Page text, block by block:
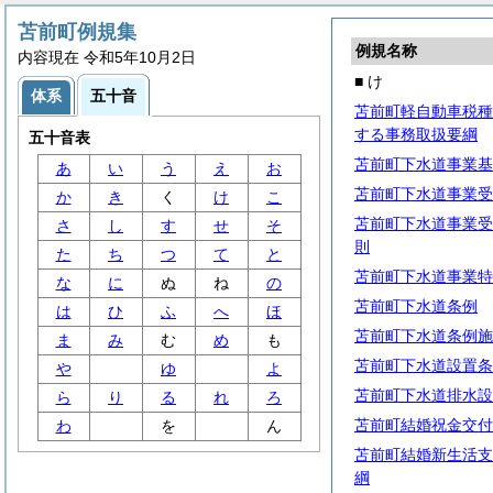
例規名称
■ け
苫前町軽自動車税
する事務取扱要綱
苫前町下水道事業
苫前町下水道事業
苫前町下水道事業
則
苫前町下水道事業
苫前町下水道条例
苫前町下水道条例
苫前町下水道設置
苫前町下水道排水
苫前町結婚祝金交
苫前町結婚新生活
綱
苫前町例規集
内容現在 令和5年10月2日
体系 五十音
五十音表
あ
い う え
お
か
き く け
こ
さ
し す せ
そ
た
ち つ て
と
な
に ぬ ね
の
は
ひ ふ へ
ほ
ま
み む め
も
や
ゆ
よ
ら
り る れ
ろ
わ
を ん